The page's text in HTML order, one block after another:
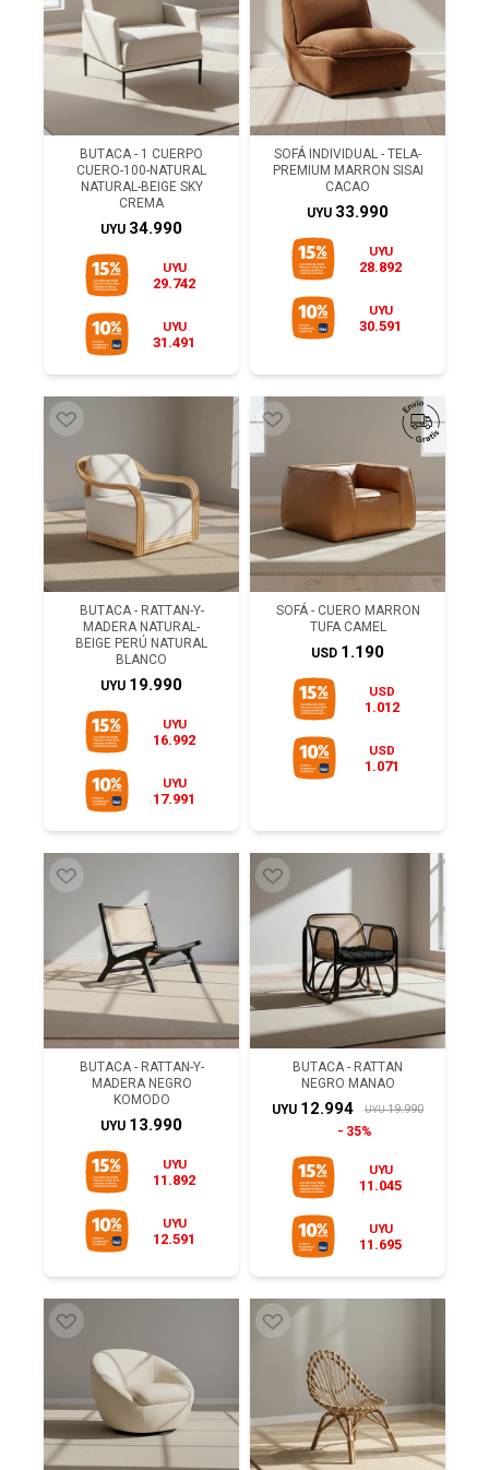
BUTACA - 1 CUERPO
CUERO-100-NATURAL
NATURAL-BEIGE SKY
CREMA
UYU 34.990
UYU
29.742
UYU
31.491
SOFÁ INDIVIDUAL - TELA-
PREMIUM MARRON SISAI
CACAO
UYU 33.990
UYU
28.892
UYU
30.591
BUTACA - RATTAN-Y-
MADERA NATURAL-
BEIGE PERÚ NATURAL
BLANCO
UYU 19.990
UYU
16.992
UYU
17.991
SOFÁ - CUERO MARRON
TUFA CAMEL
USD 1.190
USD
1.012
USD
1.071
BUTACA - RATTAN-Y-
MADERA NEGRO
KOMODO
UYU 13.990
UYU
11.892
UYU
12.591
BUTACA - RATTAN
NEGRO MANAO
UYU 12.994 UYU 19.990
35%
UYU
11.045
UYU
11.695